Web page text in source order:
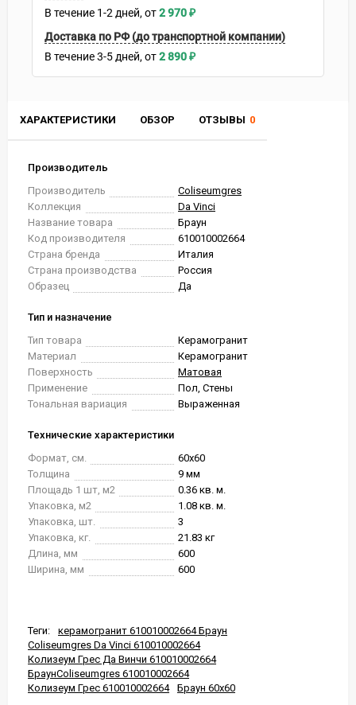
ХАРАКТЕРИСТИКИ ОБЗОР ОТЗЫВЫ 0
Производитель
Производитель
Coliseumgres
Коллекция
Da Vinci
Название товара
Браун
Код производителя
610010002664
Страна бренда
Италия
Страна производства
Россия
Образец
Да
Тип и назначение
Тип товара
Керамогранит
Материал
Керамогранит
Поверхность
Матовая
Применение
Пол, Стены
Тональная вариация
Выраженная
Технические характеристики
Формат, см.
60x60
Толщина
9 мм
Площадь 1 шт, м2
0.36 кв. м.
Упаковка, м2
1.08 кв. м.
Упаковка, шт.
3
Упаковка, кг.
21.83 кг
Длина, мм
600
Ширина, мм
600
Теги:
керамогранит 610010002664 Браун
Coliseumgres Da Vinci 610010002664
Колизеум Грес Да Винчи 610010002664
БраунColiseumgres 610010002664
Колизеум Грес 610010002664
Браун 60x60
В течение 1-2 дней 2 970₽
Доставка по РФ (до транспортной компании)
В течение3-5 дней 2 890₽